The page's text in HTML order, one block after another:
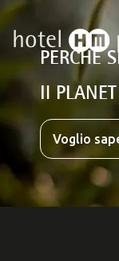
PERCHÉ
Il
Voglio